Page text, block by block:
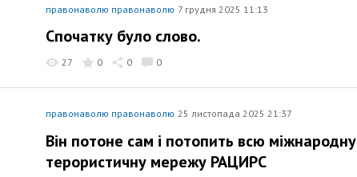
правонаволю правонаволю 7 грудня 2025 11:13
Спочатку було слово.
27 0 0 0
правонаволю правонаволю 25 листопада 2025 21:37
Він потоне сам і потопить всю міжнародну
терористичну мережу РАЦИРС